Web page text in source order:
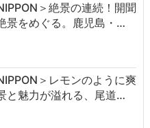
＞絶景の連続！開聞
景をめぐる。鹿児島・…
＞レモンのように爽
と魅力が溢れる、尾道…